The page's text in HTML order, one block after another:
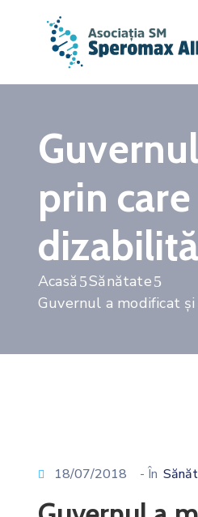
prin
Acasă
Sănătate
Guvernul a modificat
18/07/2018 - În